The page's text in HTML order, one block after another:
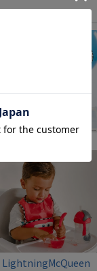
LightningMcQueen